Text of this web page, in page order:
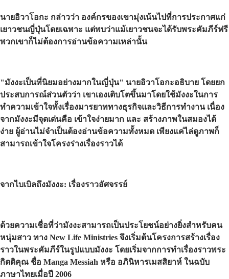
นายอิวาโอกะ กล่าวว่า องค์กรของเขามุ่งเน้นไปที่การประกาศแก่
เยาวชนญี่ปุ่นโดยเฉพาะ แต่พบว่าแม้เยาวชนจะได้รับพระคัมภีร์ฟรี
พวกเขาก็ไม่ต้องการอ่านข้อความเหล่านั้น
"มังงะเป็นที่นิยมอย่างมากในญี่ปุ่น" นายอิวาโอกะอธิบาย โดยยก
ประสบการณ์ส่วนตัวว่า เขาเองเติบโตขึ้นมาโดยใช้มังงะในการ
ทำความเข้าใจทั้งเรื่องมารยาททางธุรกิจและวิธีการทำงาน เนื่อง
จากมังงะมีจุดเด่นคือ เข้าใจง่ายมาก และ สร้างภาพในสมองได้
ง่าย ผู้อ่านไม่จำเป็นต้องอ่านข้อความทั้งหมด เพียงแค่ไล่ดูภาพก็
สามารถเข้าใจโครงร่างเรื่องราวได้
จากไบเบิลถึงมังงะ: เรื่องราวอัศจรรย์
ด้วยความเชื่อที่ว่ามังงะสามารถเป็นประโยชน์อย่างยิ่งสำหรับคน
หนุ่มสาว ทาง New Life Ministries จึงเริ่มต้นโครงการสร้างเรื่อง
ราวในพระคัมภีร์ในรูปแบบมังงะ โดยเริ่มจากการทำเรื่องราวพระ
กิตติคุณ ชื่อ Manga Messiah หรือ อภินิหารเมสสิยาห์ ในฉบับ
ภาษาไทยเมื่อปี 2006